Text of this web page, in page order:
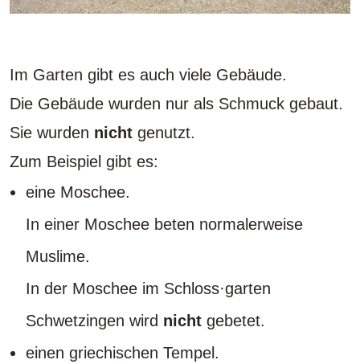
Im Garten gibt es auch viele Gebäude.
Die Gebäude wurden nur als Schmuck gebaut.
Sie wurden nicht genutzt.
Zum Beispiel gibt es:
eine Moschee.
In einer Moschee beten normalerweise
Muslime.
In der Moschee im Schloss·garten
Schwetzingen wird nicht gebetet.
einen griechischen Tempel.